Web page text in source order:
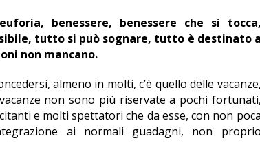
benessere, benessere che si tocca,
tutto si può sognare, tutto è destinato a
non mancano.
almeno in molti, c’è quello delle vacanze,
non sono più riservate a pochi fortunati,
e molti spettatori che da esse, con non poca
ai normali guadagni, non proprio